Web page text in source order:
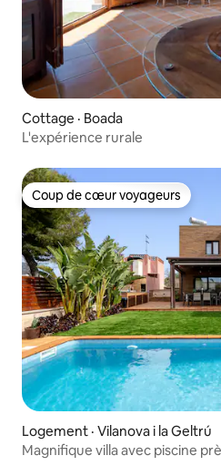
Cottage · Boada
L'expérience rurale
Coup de cœur voyageurs
Coup de cœur voyageurs
Logement · Vilanova i la Geltrú
Magnifique villa avec piscine